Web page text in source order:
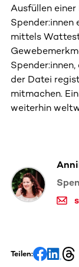
Ausfüllen
Spender:innen
mittels
der Datei
mitmachen.
weiterhin
Teilen: